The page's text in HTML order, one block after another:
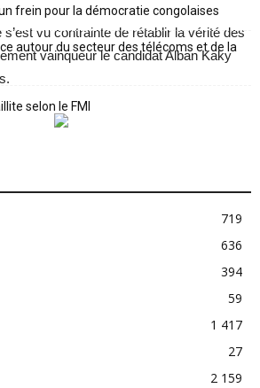
vu contrainte de rétablir la vérité des
vainqueur le candidat Alban Kaky
frein pour la démocratie congolaises
autour du secteur des télécoms et de la
selon le FMI
719
636
394
59
1 417
27
2 159